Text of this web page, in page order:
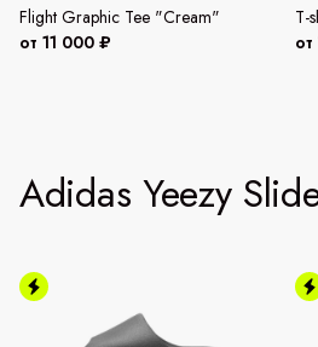
Flight Graphic Tee "Cream"
от 11 000 ₽
T-
Adidas Yeezy